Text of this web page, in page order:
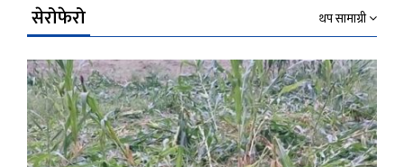
सेरोफेरो थप सामाग्री